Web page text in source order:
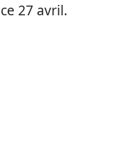
27 avril.